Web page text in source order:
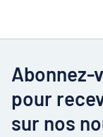
Abonnez-
pour
sur nos